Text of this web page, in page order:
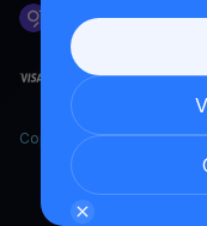
Copyright YouHodler,